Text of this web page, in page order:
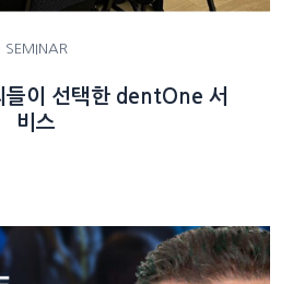
SEMINAR
들이 선택한 dentOne 서
비스